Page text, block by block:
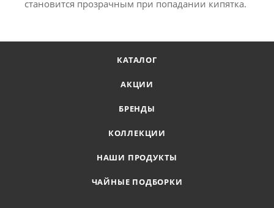
становится прозрачным при попадании кипятка.
КАТАЛОГ
АКЦИИ
БРЕНДЫ
КОЛЛЕКЦИИ
НАШИ ПРОДУКТЫ
ЧАЙНЫЕ ПОДБОРКИ